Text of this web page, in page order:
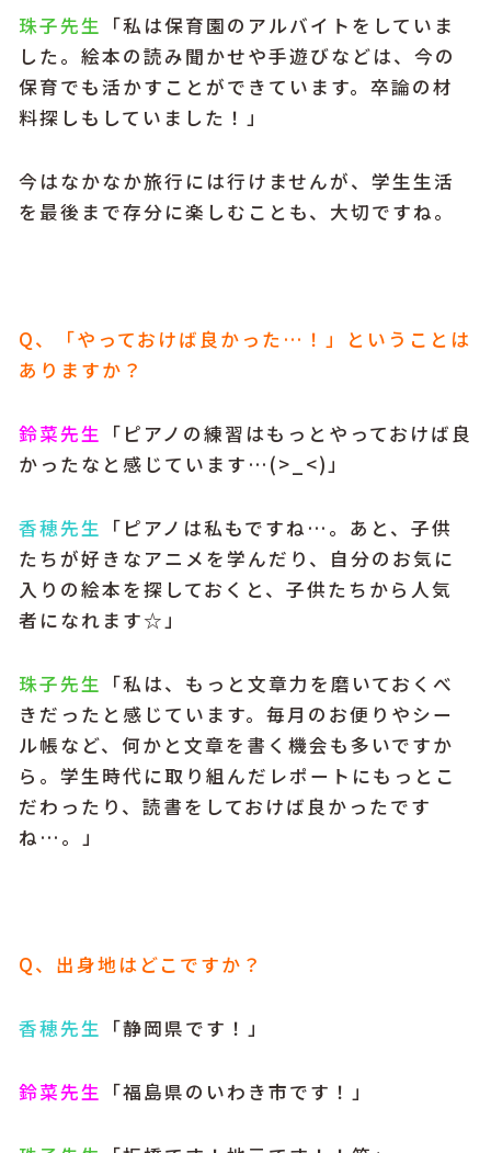
珠子先生 「私は保育園のアルバイトをしていま
した。絵本の読み聞かせや手遊びなどは、今の
保育でも活かすことができています。卒論の材
料探しもしていました！」
今はなかなか旅行には行けませんが、学生生活
を最後まで存分に楽しむことも、大切ですね。
Q、「やっておけば良かった…！」ということは
ありますか？
鈴菜先生 「ピアノの練習はもっとやっておけば良
かったなと感じています…(>_<)」
香穂先生 「ピアノは私もですね…。あと、子供
たちが好きなアニメを学んだり、自分のお気に
入りの絵本を探しておくと、子供たちから人気
者になれます☆」
珠子先生 「私は、もっと文章力を磨いておくべ
きだったと感じています。毎月のお便りやシー
ル帳など、何かと文章を書く機会も多いですか
ら。学生時代に取り組んだレポートにもっとこ
だわったり、読書をしておけば良かったです
ね…。」
Q、出身地はどこですか？
香穂先生 「静岡県です！」
鈴菜先生 「福島県のいわき市です！」